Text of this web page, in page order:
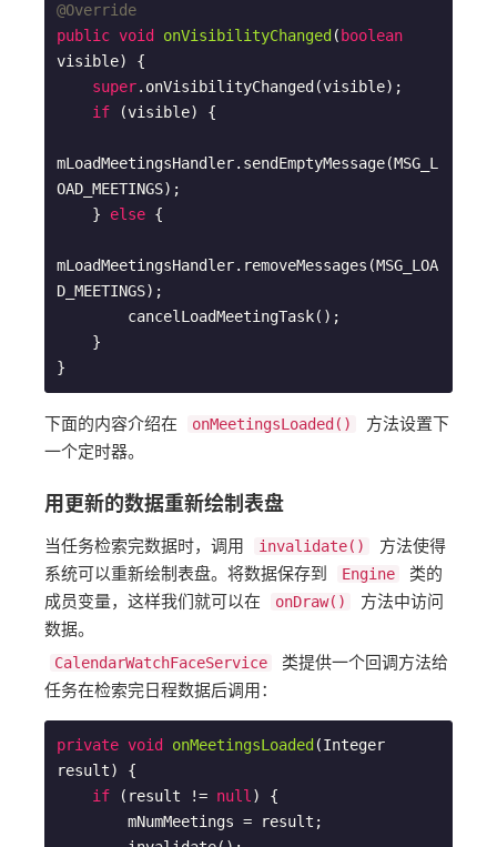
@Override
public void onVisibilityChanged ( boolean
visible)
{
super.onVisibilityChanged(visible);
if (visible) {
mLoadMeetingsHandler.sendEmptyMessage(MSG_L
OAD_MEETINGS);
    }
else {
mLoadMeetingsHandler.removeMessages(MSG_LOA
D_MEETINGS);
下面的内容介绍在 onMeetingsLoaded()
方法设置下
一个定时器。
用更新的数据重新绘制表盘
当任务检索完数据时，调用 invalidate()
方法使得
系统可以重新绘制表盘。将数据保存到
Engine
类的
成员变量，这样我们就可以在
onDraw()
方法中访问
数据。
CalendarWatchFaceService
类提供一个回调方法给
任务在检索完日程数据后调用：
private void onMeetingsLoaded (Integer
result)
{
if (result != null ) {